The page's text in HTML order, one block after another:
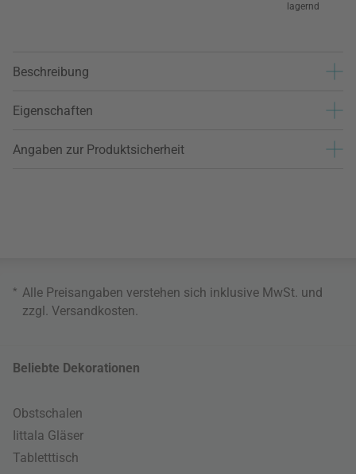
lagernd
Beschreibung
Eigenschaften
Angaben zur Produktsicherheit
* Alle Preisangaben verstehen sich inklusive MwSt. und
zzgl. Versandkosten.
Beliebte Dekorationen
Obstschalen
Iittala Gläser
Tabletttisch